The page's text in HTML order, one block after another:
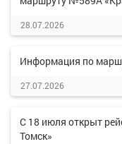
28.07.2026
Информация по
27.07.2026
С 18 июля открыт
Томск»